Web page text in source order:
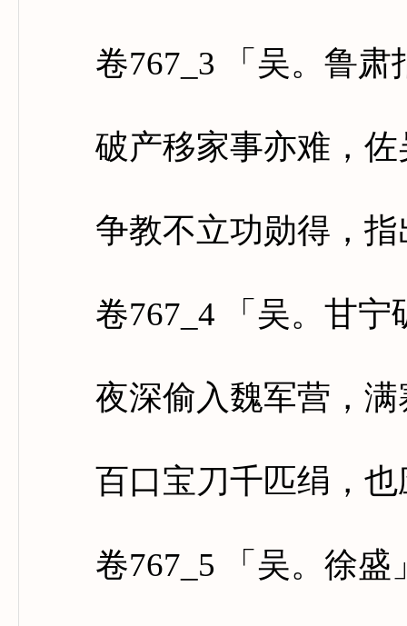
卷767_3 「吴。鲁肃
破产移家事亦难，佐
争教不立功勋得，指
卷767_4 「吴。甘宁
夜深偷入魏军营，满
百口宝刀千匹绢，也
卷767_5 「吴。徐盛